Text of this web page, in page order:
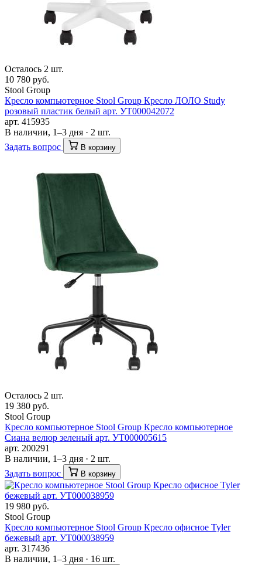
Осталось 2 шт.
10 780 руб.
Stool Group
Кресло компьютерное Stool Group Кресло ЛОЛО Study
розовый пластик белый арт. УТ000042072
арт. 415935
В наличии, 1–3 дня · 2 шт.
Задать вопрос
В корзину
Осталось 2 шт.
19 380 руб.
Stool Group
Кресло компьютерное Stool Group Кресло компьютерное
Сиана велюр зеленый арт. УТ000005615
арт. 200291
В наличии, 1–3 дня · 2 шт.
Задать вопрос
В корзину
19 980 руб.
Stool Group
Кресло компьютерное Stool Group Кресло офисное Tyler
бежевый арт. УТ000038959
арт. 317436
В наличии, 1–3 дня · 16 шт.